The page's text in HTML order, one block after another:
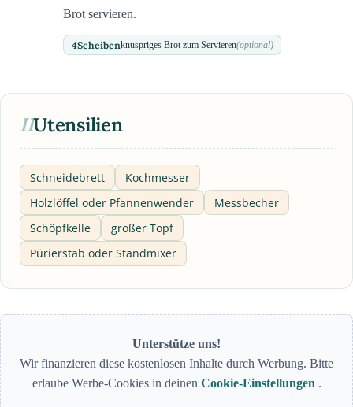
Brot servieren.
4Scheibenknuspriges Brot zum Servieren(optional)
IIUtensilien
Schneidebrett
Kochmesser
Holzlöffel oder Pfannenwender
Messbecher
Schöpfkelle
großer Topf
Pürierstab oder Standmixer
Unterstütze uns!
Wir finanzieren diese kostenlosen Inhalte durch Werbung. Bitte
erlaube Werbe-Cookies in deinen Cookie-Einstellungen .